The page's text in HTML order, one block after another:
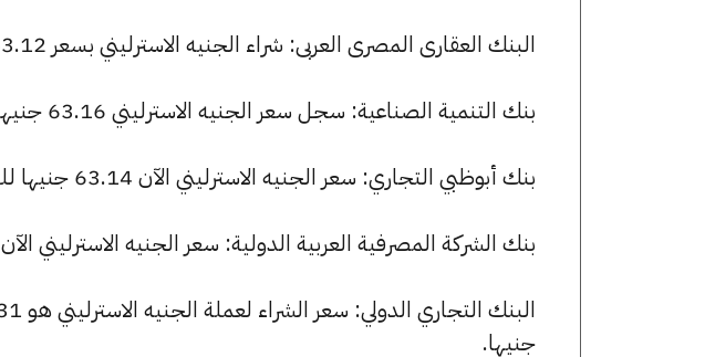
البنك العقارى المصرى العربى: شراء الجنيه الاسترليني بسعر 63.12 جنيها وبيعه بسعر 64.26 جنيها.
بنك التنمية الصناعية: سجل سعر الجنيه الاسترليني 63.16 جنيها للشراء و 64.19 للبيع.
بنك أبوظبي التجاري: سعر الجنيه الاسترليني الآن 63.14 جنيها للشراء و 64.26 للبيع.
بنك الشركة المصرفية العربية الدولية: سعر الجنيه الاسترليني الآن 63.29 جنيها للشراء و 63.70 للبيع.
جنيها.